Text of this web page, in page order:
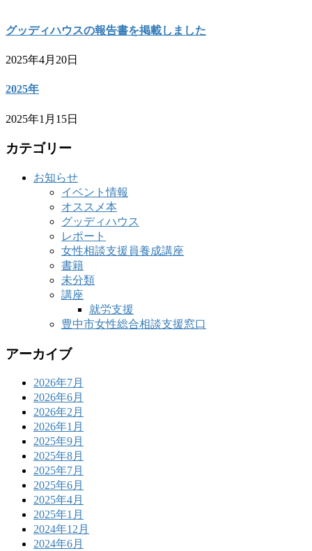
グッディハウスの報告書を掲載しました
2025年4月20日
2025年
2025年1月15日
カテゴリー
お知らせ
イベント情報
オススメ本
グッディハウス
レポート
女性相談支援員養成講座
書籍
未分類
講座
就労支援
豊中市女性総合相談支援窓口
アーカイブ
2026年7月
2026年6月
2026年2月
2026年1月
2025年9月
2025年8月
2025年7月
2025年6月
2025年4月
2025年1月
2024年12月
2024年6月